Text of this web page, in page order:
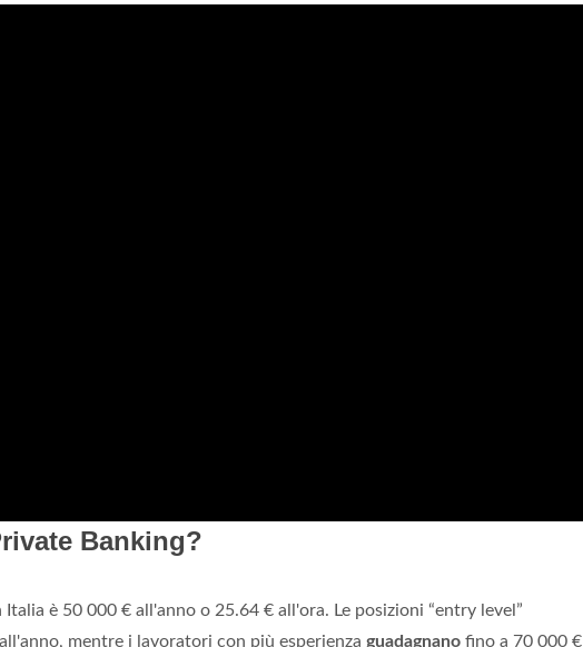
Banking?
Italia è 50 000 € all'anno o 25.64 € all'ora. Le posizioni “entry level”
mentre i lavoratori con più esperienza guadagnano fino a 70 000 €